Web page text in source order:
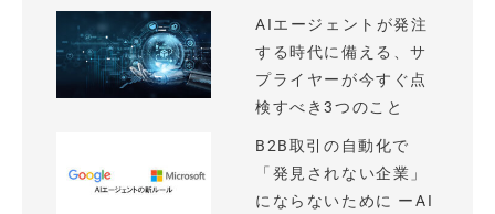
AIエージェントが発注
する時代に備える、サ
プライヤーが今すぐ点
検すべき3つのこと
B2B取引の自動化で
「発見されない企業」
にならないために ーAI